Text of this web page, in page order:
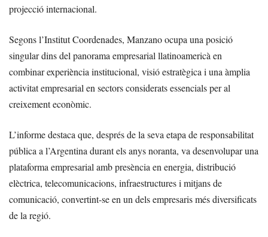
projecció internacional.
Segons l’Institut Coordenades, Manzano ocupa una posició
singular dins del panorama empresarial llatinoamericà en
combinar experiència institucional, visió estratègica i una àmplia
activitat empresarial en sectors considerats essencials per al
creixement econòmic.
L’informe destaca que, després de la seva etapa de responsabilitat
pública a l’Argentina durant els anys noranta, va desenvolupar una
plataforma empresarial amb presència en energia, distribució
elèctrica, telecomunicacions, infraestructures i mitjans de
comunicació, convertint-se en un dels empresaris més diversificats
de la regió.